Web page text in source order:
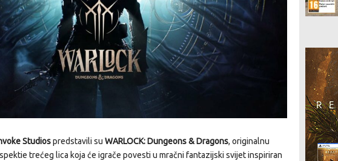
Studiospredstavili su WARLOCK: Dungeons & Dragons, originalnu
trećeg lica koja će igrače povesti u mračni fantazijski svijet inspiriran